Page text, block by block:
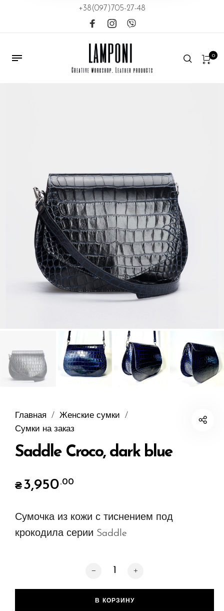
+38(097)705-27-48
0
Главная / Женские сумки
/
Сумки на заказ
Saddle Croco, dark blue
₴3,950.00
Сумочка из кожи с тиснением под
крокодила серии Saddle
Количество товара Saddle Croco,
В КОРЗИНУ